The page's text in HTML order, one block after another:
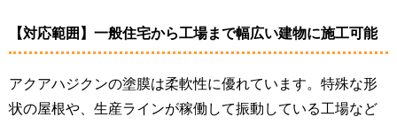
【対応範囲】一般住宅から工場まで幅広い建物に施工可能
アクアハジクンの塗膜は柔軟性に優れています。特殊な形
状の屋根や、生産ラインが稼働して振動している工場など